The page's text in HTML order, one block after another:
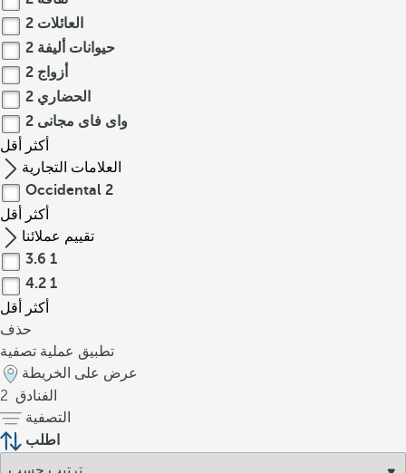
العائلات 2
حيوانات أليفة 2
أزواج 2
الحضاري 2
واى فاى مجانى 2
أكثر
أقل
العلامات التجارية
Occidental 2
أكثر
أقل
تقييم عملائنا
3.6 1
4.2 1
أكثر
أقل
حذف
تطبيق عملية تصفية
عرض على الخريطة
2 الفنادق
التصفية
اطلب